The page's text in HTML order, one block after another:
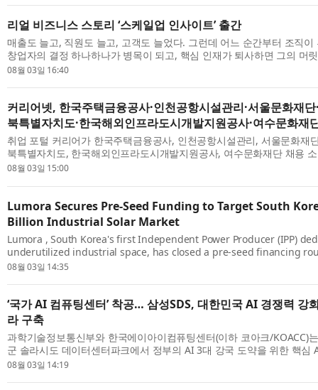
리얼 비즈니스 스토리 ‘스케일업 인사이트’ 출간
매출도 늘고, 직원도 늘고, 고객도 늘었다. 그런데 어느 순간부터 조직이
창업자의 결정 하나하나가 병목이 되고, 핵심 인재가 퇴사하면 그의 머
까지 통째로 사라진다. 뛰어난 제품력과 구성원의 열정으로 폭발적 성
08월 03일 16:40
커리어넷, 한국주택금융공사·인천공항시설관리·서울문화재단
북특별자치도·한국해외인프라도시개발지원공사·여수문화재
취업 포털 커리어가 한국주택금융공사, 인천공항시설관리, 서울문화재
북특별자치도, 한국해외인프라도시개발지원공사, 여수문화재단 채용
한국주택금융공사에서 2026년도 신입직원 채용을 진행한다. 채용 분야
08월 03일 15:00
Lumora Secures Pre-Seed Funding to Target South
Billion Industrial Solar Market
Lumora , South Korea's first Independent Power Producer (IPP)
underutilized industrial space, has closed a pre-seed financing
anchored by Yuhan-Kimberly —one of the nation’s most
08월 03일 14:35
‘국가 AI 컴퓨팅센터’ 착공… 삼성SDS, 대한민국 AI 경쟁력 강
라 구축
과학기술정보통신부와 한국에이아이컴퓨팅센터(이하 코아크/KOACC)
군 솔라시도 데이터센터파크에서 정부의 AI 3대 강국 도약을 위한 핵심
젝트인 ‘국가 AI 컴퓨팅센터’ 착공식을 개최하고 본격적인 건설에 착수
08월 03일 14:19